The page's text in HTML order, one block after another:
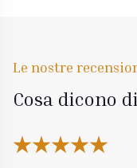
Le nostre
Cosa dicono